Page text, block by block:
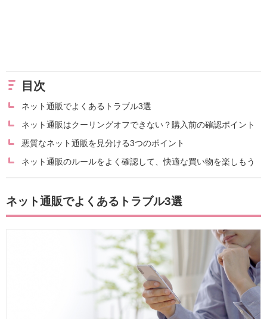
目次
ネット通販でよくあるトラブル3選
ネット通販はクーリングオフできない？購入前の確認ポイント
悪質なネット通販を見分ける3つのポイント
ネット通販のルールをよく確認して、快適な買い物を楽しもう
ネット通販でよくあるトラブル3選